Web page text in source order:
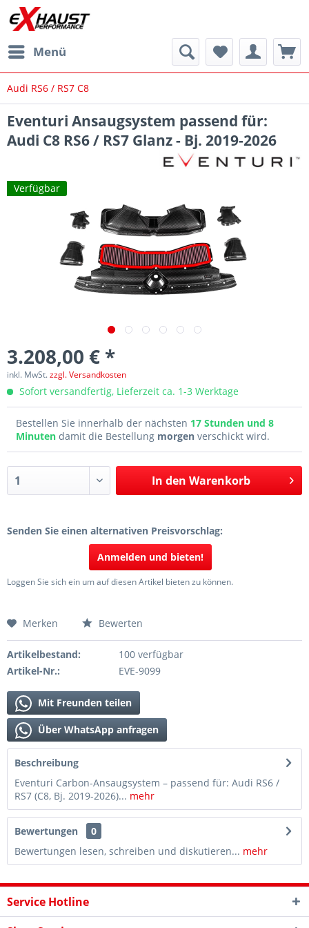
Menü
Audi RS6 / RS7 C8
Eventuri Ansaugsystem passend für:
Audi C8 RS6 / RS7 Glanz - Bj. 2019-2026
Verfügbar
3.208,00 € *
inkl. MwSt.zzgl. Versandkosten
Sofort versandfertig, Lieferzeit ca. 1-3 Werktage
Bestellen Sie innerhalb der nächsten 17 Stunden und 8
Minuten damit die Bestellung morgen verschickt wird.
In den Warenkorb
Senden Sie einen alternativen Preisvorschlag:
Anmelden und bieten!
Loggen Sie sich ein um auf diesen Artikel bieten zu können.
Merken Bewerten
Artikelbestand:
100 verfügbar
Artikel-Nr.:
EVE-9099
Mit Freunden teilen
Über WhatsApp anfragen
Beschreibung
Eventuri Carbon-Ansaugsystem – passend für: Audi RS6 /
RS7 (C8, Bj. 2019-2026)... mehr
Bewertungen
0
Bewertungen lesen, schreiben und diskutieren... mehr
Service Hotline